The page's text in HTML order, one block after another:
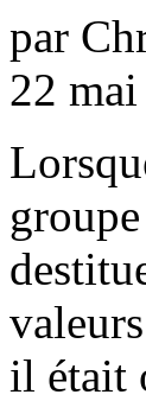
par
22
il était